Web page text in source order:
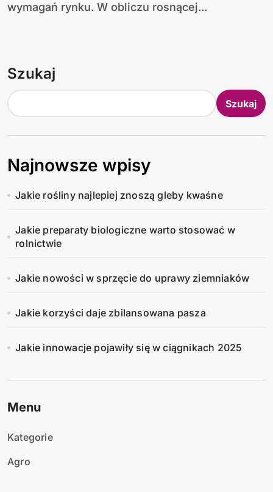
wymagań rynku. W obliczu rosnącej...
Szukaj
Szukaj
Najnowsze wpisy
Jakie rośliny najlepiej znoszą gleby kwaśne
Jakie preparaty biologiczne warto stosować w
rolnictwie
Jakie nowości w sprzęcie do uprawy ziemniaków
Jakie korzyści daje zbilansowana pasza
Jakie innowacje pojawiły się w ciągnikach 2025
Menu
Kategorie
Agro